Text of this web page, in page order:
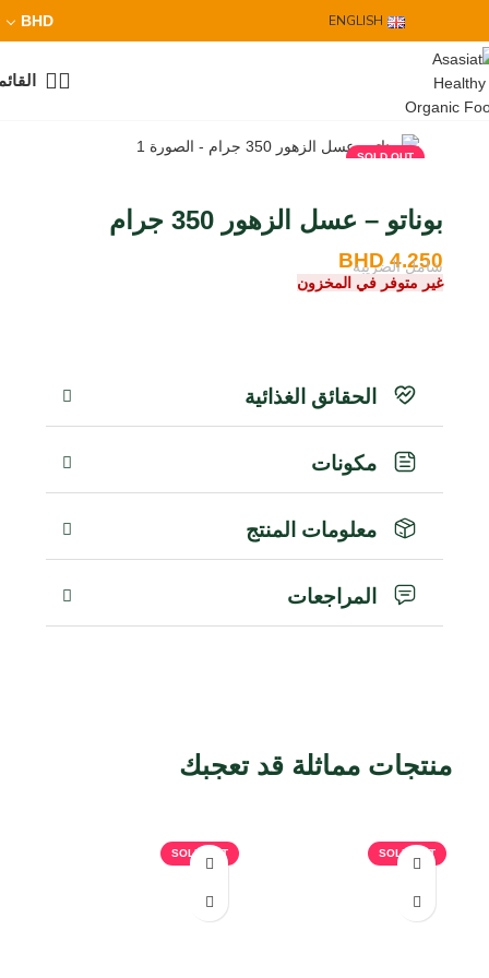
ENGLISH
BHD
SOLD OUT
بوناتو – عسل الزهور 350 جرام
4.250
BHD
شامل الضريبة
غير متوفر في المخزون
الحقائق الغذائية
مكونات
معلومات المنتج
المراجعات
منتجات مماثلة قد تعجبك
SOLD OUT
SOLD OUT